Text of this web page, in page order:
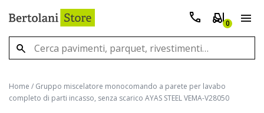
0
Home / Gruppo miscelatore monocomando a parete per lavabo
completo di parti incasso, senza scarico AYAS STEEL VEMA-V28050